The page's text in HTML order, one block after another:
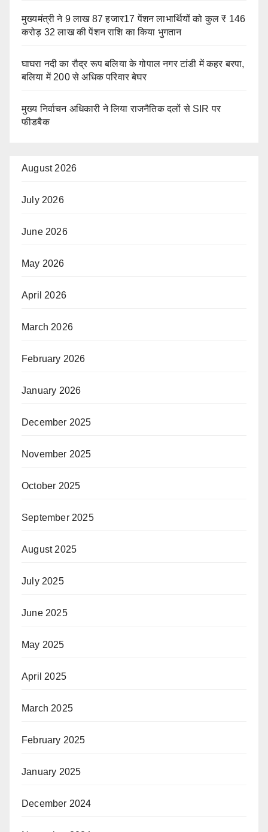
मुख्यमंत्री ने 9 लाख 87 हजार17 पेंशन लाभार्थियों को कुल ₹ 146
करोड़ 32 लाख की पेंशन राशि का किया भुगतान
घाघरा नदी का रौद्र रूप बलिया के गोपाल नगर टांडी में कहर बरपा,
बलिया में 200 से अधिक परिवार बेघर
मुख्य निर्वाचन अधिकारी ने लिया राजनैतिक दलों से SIR पर
फीडबैक
August 2026
July 2026
June 2026
May 2026
April 2026
March 2026
February 2026
January 2026
December 2025
November 2025
October 2025
September 2025
August 2025
July 2025
June 2025
May 2025
April 2025
March 2025
February 2025
January 2025
December 2024